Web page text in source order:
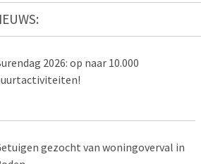
2026: op naar 10.000
gezocht van woningoverval in